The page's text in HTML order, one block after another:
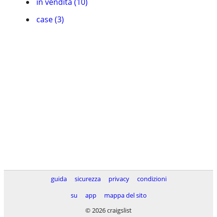
case (3)
guida sicurezza privacy
condizioni
su
app
mappa del sito
© 2026 craigslist